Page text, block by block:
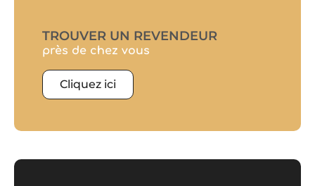
TROUVER UN REVENDEUR
près de chez vous
Cliquez ici